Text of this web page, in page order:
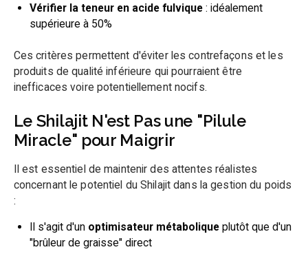
Vérifier la teneur en acide fulvique : idéalement
supérieure à 50%
Ces critères permettent d'éviter les contrefaçons et les
produits de qualité inférieure qui pourraient être
inefficaces voire potentiellement nocifs.
Le Shilajit N'est Pas une "Pilule
Miracle" pour Maigrir
Il est essentiel de maintenir des attentes réalistes
concernant le potentiel du Shilajit dans la gestion du poids
:
Il s'agit d'un optimisateur métabolique plutôt que d'un
"brûleur de graisse" direct